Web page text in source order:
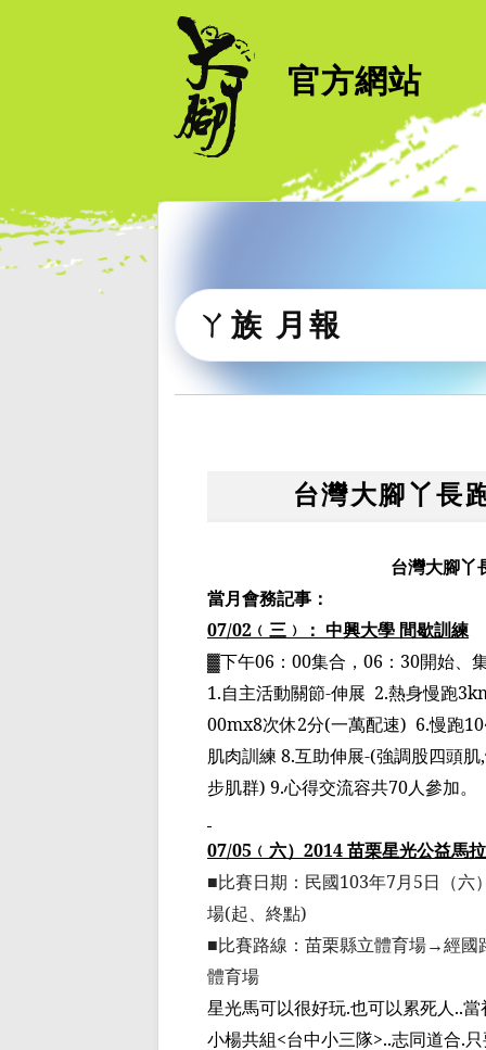
官方網站
ㄚ族 月報
台灣大腳丫長
台灣大腳丫
當月會務記事：
07/02 ﹙ 三 ﹚ ： 中興大學 間歇訓練
▓下午06 ： 00集合， 06 ： 30開始、
1.自主活動關節-伸展 2.熱身慢跑
00mx8次休2分(一萬配速) 6.慢跑
肌肉訓練 8.互助伸展-(強調股四頭肌,
步肌群) 9.心得交流容共70人參加。
07/05 ﹙ 六） 2014苗栗星光公益馬
■比賽日期：民國103年7月5日（六
場(起、終點)
■比賽路線：苗栗縣立體育場→經國
體育場
星光馬可以很好玩.也可以累死人..當
小楊共組<台中小三隊>..志同道合.